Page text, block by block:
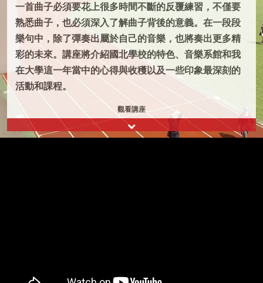
一首曲子必須要花上很多時間不斷的反覆練習，不僅要
熟悉曲子，也必須深入了解曲子背後的意義。在一段段
樂句中，除了彈奏出屬於自己的音樂，也將奏出更多精
彩的未來。講座將介紹國北學校的特色、音樂系館和我
在大學這一年當中的心得與收穫以及一些印象最深刻的
活動和課程。
觀看講座